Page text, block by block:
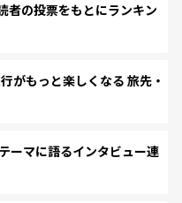
の投票をもとにランキン
もっと楽しくなる 旅先・
ーマに語るインタビュー連